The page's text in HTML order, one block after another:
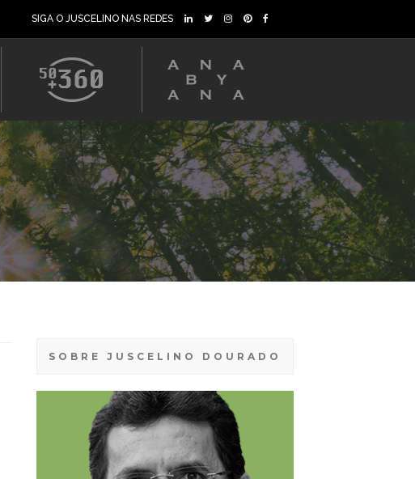
SIGA O JUSCELINO NAS REDES
SOBRE JUSCELINO DOURADO